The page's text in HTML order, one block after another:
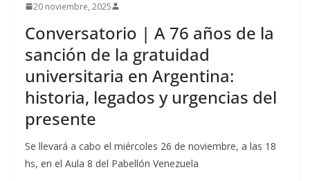
20 noviembre, 2025
Conversatorio | A 76 años de la
sanción de la gratuidad
universitaria en Argentina:
historia, legados y urgencias del
presente
Se llevará a cabo el miércoles 26 de noviembre, a las 18
hs, en el Aula 8 del Pabellón Venezuela